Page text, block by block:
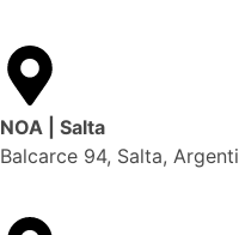
NOA | Salta
Balcarce 94, Salta,